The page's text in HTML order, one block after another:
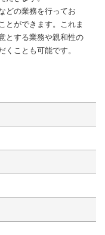
どの業務を行ってお
とができます。これま
とする業務や親和性の
くことも可能です。